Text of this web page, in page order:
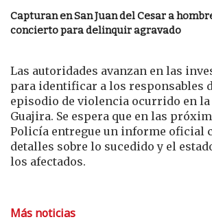
Capturan en San Juan del Cesar a
concierto para delinquir agravado
Las autoridades avanzan en las
para identificar a los responsables
episodio de violencia ocurrido en la
Guajira. Se espera que en las
Policía entregue un informe oficial
detalles sobre lo sucedido y el
los afectados.
Más noticias